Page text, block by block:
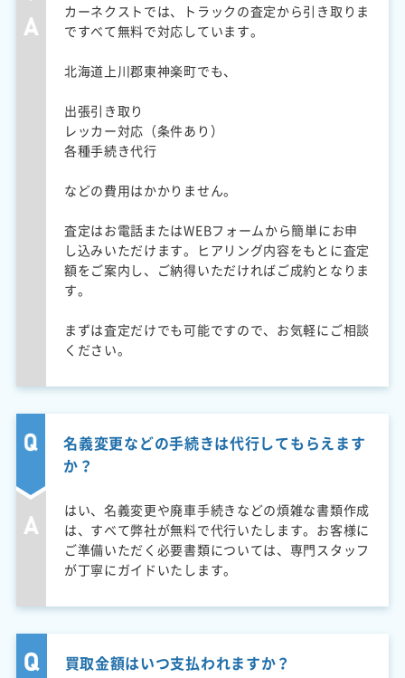
カーネクストでは、トラックの査定から引き取りま
ですべて無料で対応しています。
北海道上川郡東神楽町でも、
出張引き取り
レッカー対応（条件あり）
各種手続き代行
などの費用はかかりません。
査定はお電話またはWEBフォームから簡単にお申
し込みいただけます。ヒアリング内容をもとに査定
額をご案内し、ご納得いただければご成約となりま
す。
まずは査定だけでも可能ですので、お気軽にご相談
ください。
名義変更などの手続きは代行してもらえます
か？
はい、名義変更や廃車手続きなどの煩雑な書類作成
は、すべて弊社が無料で代行いたします。お客様に
ご準備いただく必要書類については、専門スタッフ
が丁寧にガイドいたします。
買取金額はいつ支払われますか？